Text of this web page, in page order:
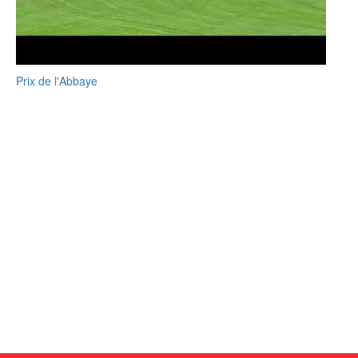
Prix de l'Abbaye